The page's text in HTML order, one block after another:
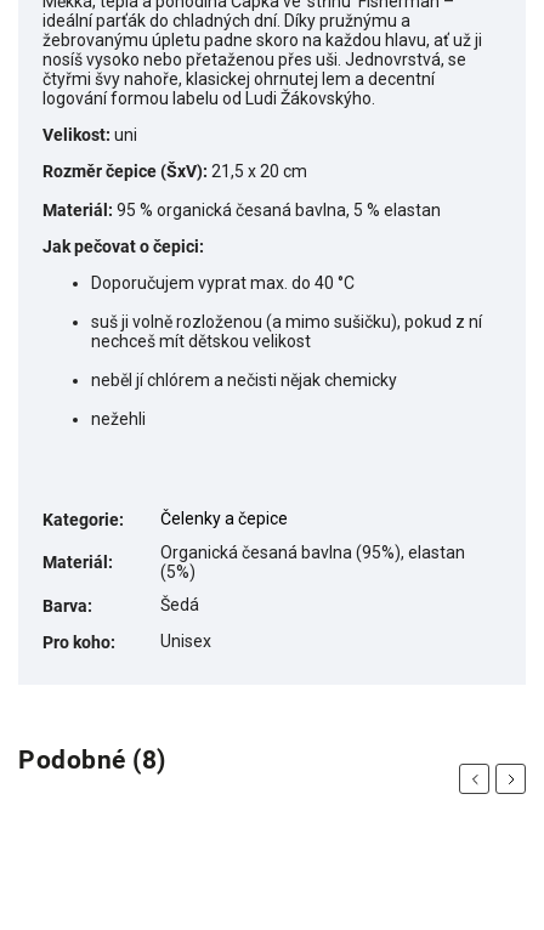
ideální parťák do chladných dní. Díky pružnýmu a
žebrovanýmu úpletu padne skoro na každou hlavu, ať už ji
nosíš vysoko nebo přetaženou přes uši. Jednovrstvá, se
čtyřmi švy nahoře, klasickej ohrnutej lem a decentní
logování formou labelu od Ludi Žákovskýho.
Velikost: uni
Rozměr čepice (ŠxV): 21,5 x 20 cm
Materiál: 95 % organická česaná bavlna, 5 % elastan
Jak pečovat o čepici:
Doporučujem vyprat max. do 40 °C
suš ji volně rozloženou (a mimo sušičku), pokud z ní
nechceš mít dětskou velikost
neběl jí chlórem a nečisti nějak chemicky
nežehli
Kategorie: Čelenky a čepice
Materiál :
Organická česaná bavlna (95%), elastan
(5%)
Barva:
Šedá
Pro koho: Unisex
Podobné (8)
PreviousNext